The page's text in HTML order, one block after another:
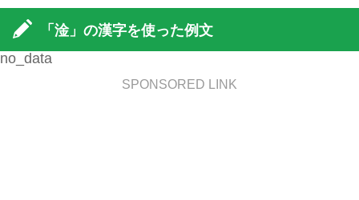
「淦」の漢字を使った例文
no_data
SPONSORED LINK